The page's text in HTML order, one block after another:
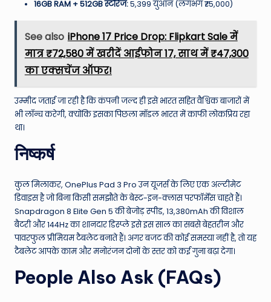
16GB RAM + 512GB स्टोरेज:5,399 युआन (लगभग ₹75,000)
See also iPhone 17 Price Drop: Flipkart Sale में
मात्र ₹72,580 में खरीदें आईफोन 17, साथ में ₹47,300
का एक्सचेंज ऑफर!
उम्मीद जताई जा रही है कि कंपनी जल्द ही इसे भारत सहित वैश्विक बाजारों में
भी लॉन्च करेगी, क्योंकि इसका पिछला मॉडल भारत में काफी लोकप्रिय रहा
था।
निष्कर्ष
कुल मिलाकर, OnePlus Pad 3 Pro उन यूजर्स के लिए एक अल्टीमेट
डिवाइस है जो बिना किसी समझौते के बेस्ट-इन-क्लास परफॉर्मेंस चाहते हैं।
Snapdragon 8 Elite Gen 5 की बेजोड़ स्पीड, 13,380mAh की विशाल
बैटरी और 144Hz का शानदार डिस्प्ले इसे इस साल का सबसे बेहतरीन और
पावरफुल प्रीमियम टैबलेट बनाते हैं। अगर बजट की कोई समस्या नहीं है, तो यह
टैबलेट आपके काम और मनोरंजन दोनों के स्तर को कई गुना बढ़ा देगा।
People Also Ask (FAQs)